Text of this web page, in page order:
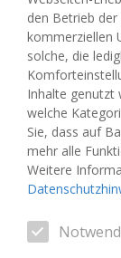
Toggle
navigation
MENU
den Betrieb
kommerziellen
solche, die
Inhalte genutzt
welche
Sie, dass auf
mehr alle
Weitere